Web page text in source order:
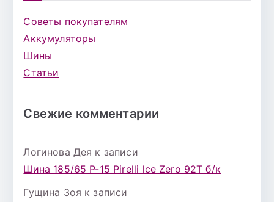
Советы покупателям
Аккумуляторы
Шины
Статьи
Свежие комментарии
Логинова Дея к записи
Шина 185/65 Р-15 Pirelli Ice Zero 92T б/к
Гущина Зоя к записи